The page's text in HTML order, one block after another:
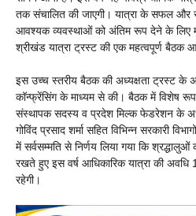
तक संचालित की जाएगी। यात्रा के सफल और
आवश्यक व्यवस्थाओं को अंतिम रूप देने के लिए
श्रीखंड यात्रा ट्रस्ट की एक महत्वपूर्ण बैठक
इस उच्च स्तरीय बैठक की अध्यक्षता ट्रस्ट के
कॉन्फ्रेंसिंग के माध्यम से की। बैठक में विशेष
संस्थापक सदस्य व प्रदेश मिल्क फेडरेशन के
गोविंद प्रसाद शर्मा सहित विभिन्न सरकारी
में सर्वसम्मति से निर्णय लिया गया कि श्रद्धालुओं
रखते हुए इस वर्ष आधिकारिक यात्रा की
रहेगी।